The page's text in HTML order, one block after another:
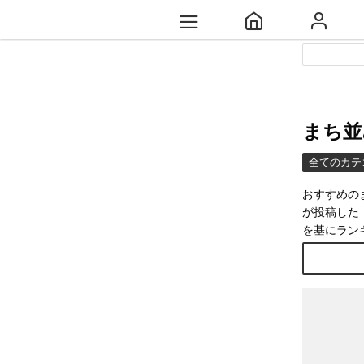
まち
全てのカテ
おすすめの
が投稿した
を基にラン